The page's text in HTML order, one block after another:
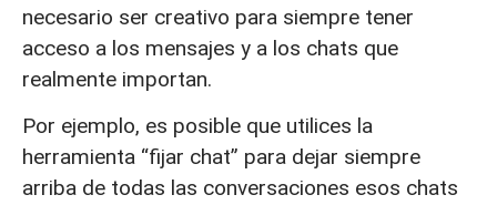
necesario ser creativo para siempre tener
acceso a los mensajes y a los chats que
realmente importan.
Por ejemplo, es posible que utilices la
herramienta “fijar chat” para dejar siempre
arriba de todas las conversaciones esos chats